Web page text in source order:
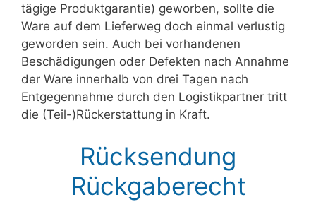
tägige Produktgarantie) geworben, sollte die
Ware auf dem Lieferweg doch einmal verlustig
geworden sein. Auch bei vorhandenen
Beschädigungen oder Defekten nach Annahme
der Ware innerhalb von drei Tagen nach
Entgegennahme durch den Logistikpartner tritt
die (Teil-)Rückerstattung in Kraft.
Rücksendung
Rückgaberecht